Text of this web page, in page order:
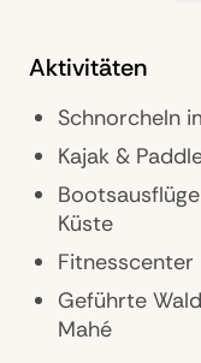
Poolbar
24h-In Villa
Wellness &
Anpe Spa mit
Gesichts‑
Aktivitäten
Schnorcheln
Kajak &
Küste
Fitnesscenter
Geführte
Mahé